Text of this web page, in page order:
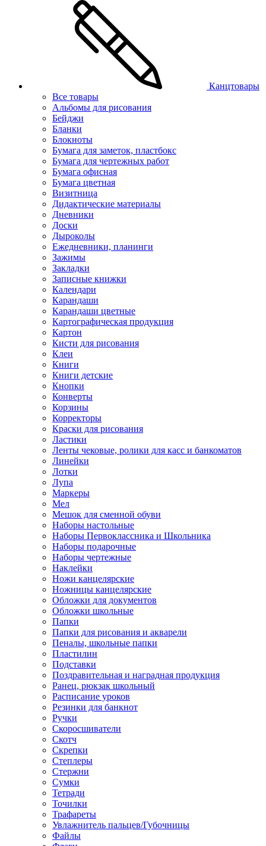
Канцтовары
Все товары
Альбомы для рисования
Бейджи
Бланки
Блокноты
Бумага для заметок, пластбокс
Бумага для чертежных работ
Бумага офисная
Бумага цветная
Визитница
Дидактические материалы
Дневники
Доски
Дыроколы
Ежедневники, планинги
Зажимы
Закладки
Записные книжки
Календари
Карандаши
Карандаши цветные
Картографическая продукция
Картон
Кисти для рисования
Клеи
Книги
Книги детские
Кнопки
Конверты
Корзины
Корректоры
Краски для рисования
Ластики
Ленты чековые, ролики для касс и банкоматов
Линейки
Лотки
Лупа
Маркеры
Мел
Мешок для сменной обуви
Наборы настольные
Наборы Первоклассника и Школьника
Наборы подарочные
Наборы чертежные
Наклейки
Ножи канцелярские
Ножницы канцелярские
Обложки для документов
Обложки школьные
Папки
Папки для рисования и акварели
Пеналы, школьные папки
Пластилин
Подставки
Поздравительная и наградная продукция
Ранец, рюкзак школьный
Расписание уроков
Резинки для банкнот
Ручки
Скоросшиватели
Скотч
Скрепки
Степлеры
Стержни
Сумки
Тетради
Точилки
Трафареты
Увлажнитель пальцев/Губочницы
Файлы